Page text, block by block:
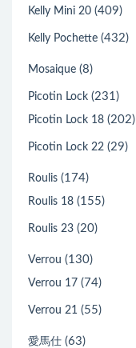
Kelly Mini 20 (409)
Kelly Pochette (432)
Mosaique (8)
Picotin Lock (231)
Picotin Lock 18 (202)
Picotin Lock 22 (29)
Roulis (174)
Roulis 18 (155)
Roulis 23 (20)
Verrou (130)
Verrou 17 (74)
Verrou 21 (55)
愛馬仕 (63)